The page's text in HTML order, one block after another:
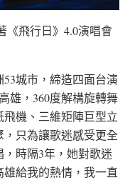
《飛行日》4.0演唱會
53城市，締造四面台演
雄，360度解構旋轉舞
機、三維矩陣巨型立
只為讓歌迷感受更全
時隔3年，她對歌迷
給我的熱情，我一直